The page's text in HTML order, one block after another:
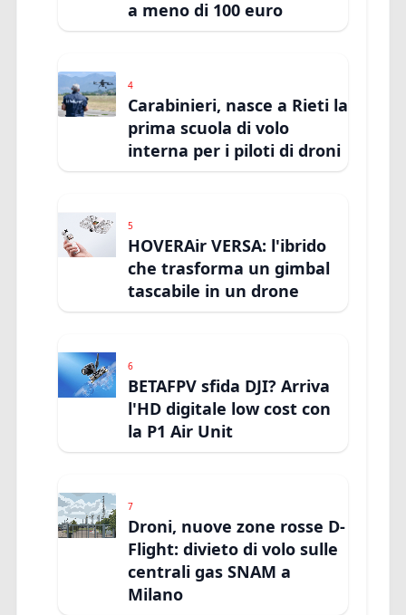
a meno di 100 euro
4
Carabinieri, nasce a Rieti la
prima scuola di volo
interna per i piloti di droni
5
HOVERAir VERSA: l'ibrido
che trasforma un gimbal
tascabile in un drone
6
BETAFPV sfida DJI? Arriva
l'HD digitale low cost con
la P1 Air Unit
7
Droni, nuove zone rosse D-
Flight: divieto di volo sulle
centrali gas SNAM a
Milano